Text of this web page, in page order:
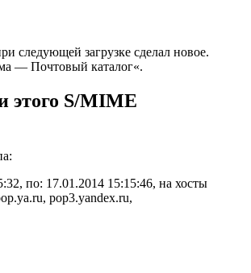
следующей загрузке сделал новое.
— Почтовый каталог«.
этого S/MIME
по: 17.01.2014 15:15:46, на хосты
pop3.yandex.ru,